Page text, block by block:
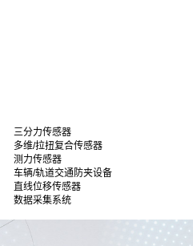
三分力传感器
多维/拉扭复合传感器
测力传感器
车辆/轨道交通防夹设备
直线位移传感器
数据采集系统